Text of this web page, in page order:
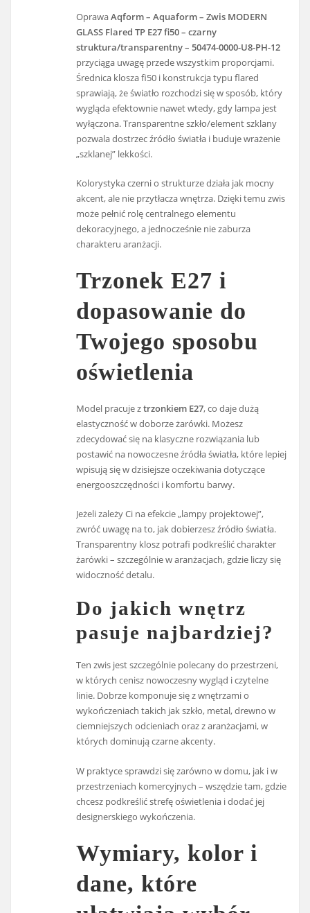
OprawaAqform – Aquaform – Zwis MODERN
GLASS Flared TP E27 fi50 – czarny
struktura/transparentny – 50474-0000-U8-PH-12
przyciąga uwagę przede wszystkim proporcjami.
Średnica klosza fi50 i konstrukcja typu flared
sprawiają, że światło rozchodzi się w sposób, który
wygląda efektownie nawet wtedy, gdy lampa jest
wyłączona. Transparentne szkło/element szklany
pozwala dostrzec źródło światła i buduje wrażenie
„szklanej” lekkości.
Kolorystyka czerni o strukturze działa jak mocny
akcent, ale nie przytłacza wnętrza. Dzięki temu zwis
może pełnić rolę centralnego elementu
dekoracyjnego, a jednocześnie nie zaburza
charakteru aranżacji.
Trzonek E27 i
dopasowanie do
Twojego sposobu
oświetlenia
Model pracuje ztrzonkiem E27, co daje dużą
elastyczność w doborze żarówki. Możesz
zdecydować się na klasyczne rozwiązania lub
postawić na nowoczesne źródła światła, które lepiej
wpisują się w dzisiejsze oczekiwania dotyczące
energooszczędności i komfortu barwy.
Jeżeli zależy Ci na efekcie „lampy projektowej”,
zwróć uwagę na to, jak dobierzesz źródło światła.
Transparentny klosz potrafi podkreślić charakter
żarówki – szczególnie w aranżacjach, gdzie liczy się
widoczność detalu.
Do jakich wnętrz
pasuje najbardziej?
Ten zwis jest szczególnie polecany do przestrzeni,
w których cenisz nowoczesny wygląd i czytelne
linie. Dobrze komponuje się z wnętrzami o
wykończeniach takich jak szkło, metal, drewno w
ciemniejszych odcieniach oraz z aranżacjami, w
których dominują czarne akcenty.
W praktyce sprawdzi się zarówno w domu, jak i w
przestrzeniach komercyjnych – wszędzie tam, gdzie
chcesz podkreślić strefę oświetlenia i dodać jej
designerskiego wykończenia.
Wymiary, kolor i
dane, które